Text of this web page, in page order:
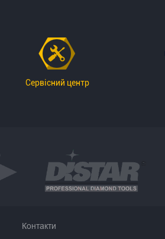
Сервісний центр
Контакти